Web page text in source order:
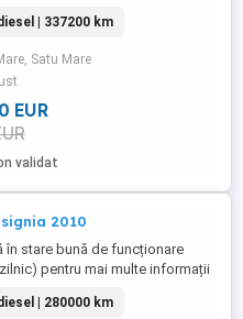
utilizată zilnic, foarte
și întreținută corect. Mașina
perfect pe partea mecanică
rulează foarte bine și nu are
...
| 337200 km
Satu Mare
EUR
validat
2010
în stare bună de funcționare
pentru mai multe informații
toate filtrele plăcuțe frână
| 280000 km